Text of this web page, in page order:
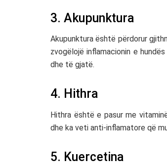
3. Akupunktura
Akupunktura është përdorur
zvogëlojë inflamacionin e
dhe të gjatë.
4. Hithra
Hithra është e pasur me
dhe ka veti anti-inflamatore që
5. Kuercetina